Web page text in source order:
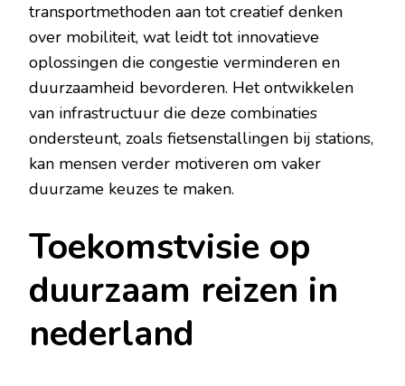
transportmethoden aan tot creatief denken
over mobiliteit, wat leidt tot innovatieve
oplossingen die congestie verminderen en
duurzaamheid bevorderen. Het ontwikkelen
van infrastructuur die deze combinaties
ondersteunt, zoals fietsenstallingen bij stations,
kan mensen verder motiveren om vaker
duurzame keuzes te maken.
Toekomstvisie op
duurzaam reizen in
nederland